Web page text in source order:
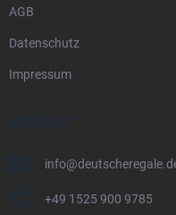
AGB
Datenschutz
Impressum
KONTAKT
info@
+49 1525 900 9785